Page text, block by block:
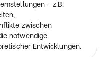
– z.B.
zwischen
notwendige
Entwicklungen.